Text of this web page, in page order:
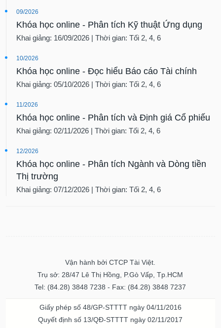
09/2026
Khóa học online - Phân tích Kỹ thuật Ứng dụng
Khai giảng: 16/09/2026 | Thời gian: Tối 2, 4, 6
10/2026
Khóa học online - Đọc hiểu Báo cáo Tài chính
Khai giảng: 05/10/2026 | Thời gian: Tối 2, 4, 6
11/2026
Khóa học online - Phân tích và Định giá Cổ phiếu
Khai giảng: 02/11/2026 | Thời gian: Tối 2, 4, 6
12/2026
Khóa học online - Phân tích Ngành và Dòng tiền
Thị trường
Khai giảng: 07/12/2026 | Thời gian: Tối 2, 4, 6
Vận hành bởi CTCP Tài Việt.
Trụ sở: 28/47 Lê Thị Hồng, P.Gò Vấp, Tp.HCM
Tel: (84.28) 3848 7238 - Fax: (84.28) 3848 7237
Giấy phép số 48/GP-STTTT ngày 04/11/2016
Quyết định số 13/QĐ-STTTT ngày 02/11/2017